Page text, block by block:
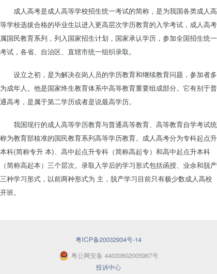
成人高考是成人高等学校招生统一考试的简称，是为我国各类成人高
等学校选拔合格的毕业生以进入更高层次学历教育的入学考试，成人高考
属国民教育系列，列入国家招生计划，国家承认学历，参加全国招生统一
考试，各省、自治区、直辖市统一组织录取。
设立之初，是为解决在岗人员的学历教育和继续教育问题，参加者多
为成年人。他是国家终生教育体系中高等教育重要组成部分。它有别于普
通高考，是属于第二学历或者是说最高学历。
我国现行的成人高等学历教育与普通高等教育、高等教育自学考试统
称为教育部核准的国民教育系列高等学历教育。成人高考分为专科起点升
本科(简称专升 本)、高中起点升专科（简称高起专）和高中起点升本科
（简称高起本）三个层次。录取入学后的学习形式包括函授、业余和脱产
三种学习形式，以前两种形式为 主，脱产学习目前只有极少数成人高校
开班。
粤ICP备20032934号-14
粤公网安备 44030602005967号
投诉中心